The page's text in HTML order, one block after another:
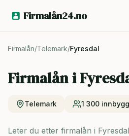
Firmalån24.no
Firmalån/Telemark/Fyresdal
Firmalån i
Telemark 1 300
Leter du etter firmalån i